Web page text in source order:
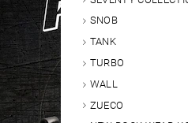
SNOB
TANK
TURBO
WALL
ZUECO